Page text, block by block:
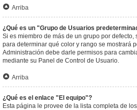
Arriba
¿Qué es un "Grupo de Usuarios
Si es miembro de más de un grupo por
para determinar qué color y rango se mostrará
Administración debe darle permisos para
mediante su Panel de Control de Usuario.
Arriba
¿Qué es el enlace "El equipo"?
Esta página le provee de la lista completa de